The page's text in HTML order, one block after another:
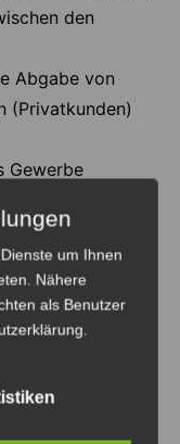
den
Abgabe von
(Privatkunden)
Gewerbe
geregelt.
können für
um Ihnen
Nähere
als Benutzer